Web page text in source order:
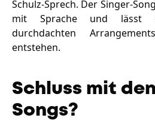
Schulz-Sprech. Der Singer-
mit Sprache und lässt
durchdachten
entstehen.
Schluss mit
Songs?